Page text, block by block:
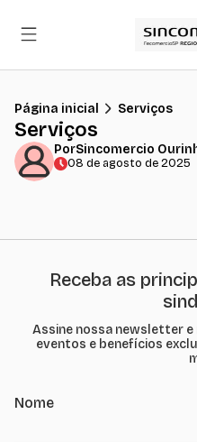
Página inicial Serviços
Serviços
PorSincomercio
08 de agosto de 2025
Receba as
Assine nossa newsletter
eventos e benefícios
Nome